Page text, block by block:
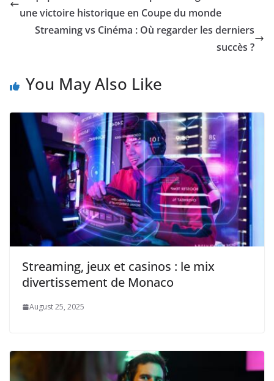
une victoire historique en Coupe du monde
Streaming vs Cinéma : Où regarder les derniers
succès ?
You May Also Like
Streaming, jeux et casinos : le mix
divertissement de Monaco
August 25, 2025